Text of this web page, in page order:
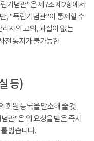
기념관"은 제7조 제2항에서
, "독립기념관"이 통제할 수
자의 고의, 과실이 없는
전 통지가 불가능한
등)
회원 등록을 말소해 줄 것
관"은 위 요청을 받은 즉시
밟습니다.